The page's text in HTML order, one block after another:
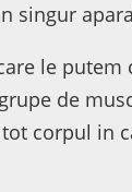
singur
le
de
corpul in